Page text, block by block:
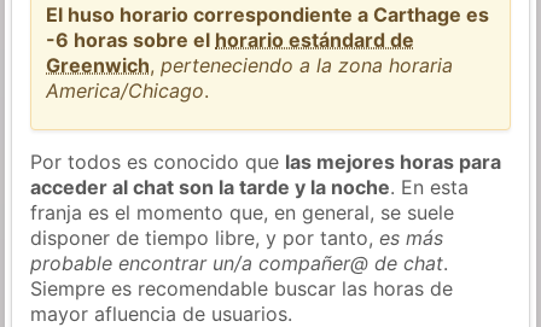
El huso horario correspondiente a Carthage es
-6 horas sobre el horario estándard de
Greenwich,perteneciendo a la zona horaria
America/Chicago.
Por todos es conocido que las mejores horas para
acceder al chat son la tarde y la noche. En esta
franja es el momento que, en general, se suele
disponer de tiempo libre, y por tanto,es más
probable encontrar un/a compañer@ de chat.
Siempre es recomendable buscar las horas de
mayor afluencia de usuarios.